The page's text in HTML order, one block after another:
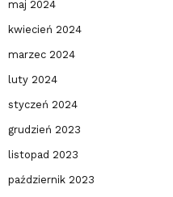
maj 2024
kwiecień 2024
marzec 2024
luty 2024
styczeń 2024
grudzień 2023
listopad 2023
październik 2023